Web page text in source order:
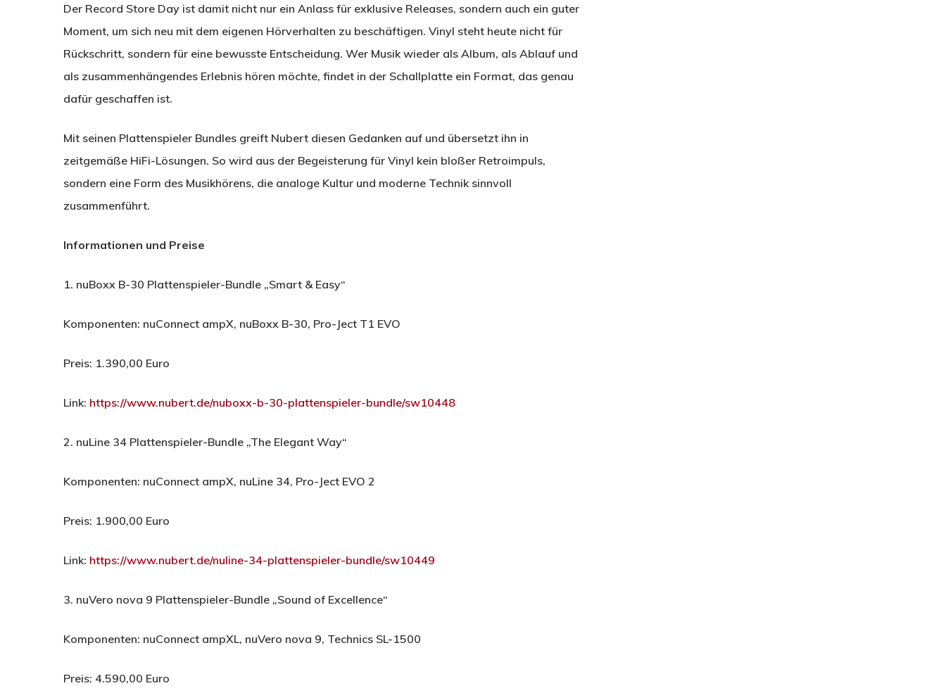
Der Record Store Day ist damit nicht nur ein Anlass für exklusive Releases, sondern auch ein guter
Moment, um sich neu mit dem eigenen Hörverhalten zu beschäftigen. Vinyl steht heute nicht für
Rückschritt, sondern für eine bewusste Entscheidung. Wer Musik wieder als Album, als Ablauf und
als zusammenhängendes Erlebnis hören möchte, findet in der Schallplatte ein Format, das genau
dafür geschaffen ist.
Mit seinen Plattenspieler Bundles greift Nubert diesen Gedanken auf und übersetzt ihn in
zeitgemäße HiFi-Lösungen. So wird aus der Begeisterung für Vinyl kein bloßer Retroimpuls,
sondern eine Form des Musikhörens, die analoge Kultur und moderne Technik sinnvoll
zusammenführt.
Informationen und Preise
1. nuBoxx B-30 Plattenspieler-Bundle „Smart & Easy“
Komponenten: nuConnect ampX, nuBoxx B-30, Pro-Ject T1 EVO
Preis: 1.390,00 Euro
Link: https://www.nubert.de/nuboxx-b-30-plattenspieler-bundle/sw10448
2. nuLine 34 Plattenspieler-Bundle „The Elegant Way“
Komponenten: nuConnect ampX, nuLine 34, Pro-Ject EVO 2
Preis: 1.900,00 Euro
Link: https://www.nubert.de/nuline-34-plattenspieler-bundle/sw10449
3. nuVero nova 9 Plattenspieler-Bundle „Sound of Excellence“
Komponenten: nuConnect ampXL, nuVero nova 9, Technics SL-1500
Preis: 4.590,00 Euro